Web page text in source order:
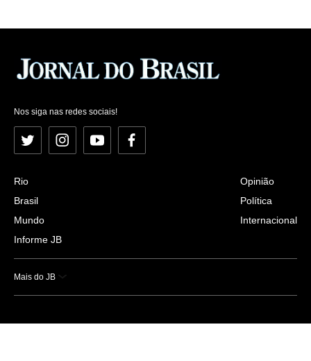
Nos siga nas redes sociais!
Twitter InstagramYouTubeFacebook
Rio
Brasil
Mundo
Informe JB
Opinião
Política
Internacional
Mais do JB
Esportes